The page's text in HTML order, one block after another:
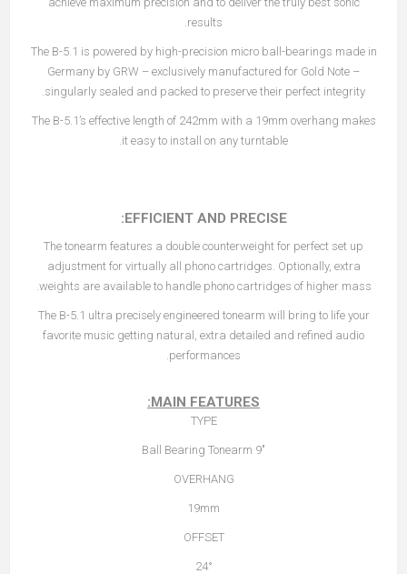
results.
The B-5.1 is powered by high-precision micro ball-bearings made in
Germany by GRW – exclusively manufactured for Gold Note –
singularly sealed and packed to preserve their perfect integrity.
The B-5.1’s effective length of 242mm with a 19mm overhang makes
it easy to install on any turntable.
EFFICIENT AND PRECISE:
The tonearm features a double counterweight for perfect set up
adjustment for virtually all phono cartridges. Optionally, extra
weights are available to handle phono cartridges of higher mass.
The B-5.1 ultra precisely engineered tonearm will bring to life your
favorite music getting natural, extra detailed and refined audio
performances.
MAIN FEATURES:
TYPE
9″ Ball Bearing Tonearm
OVERHANG
19mm
OFFSET
24°